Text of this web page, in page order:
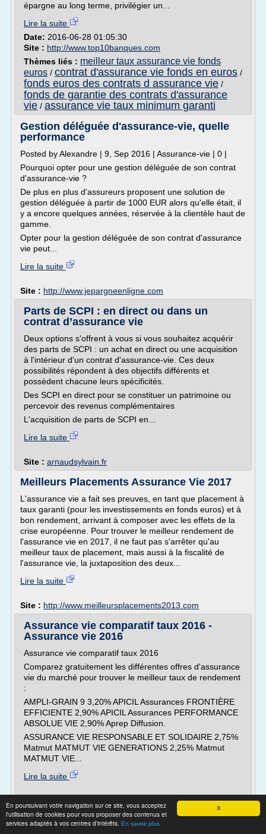
X
En poursuivant votre navigation sur ce site, vous acceptez
l'utilisation de cookies pour vous proposer des contenus et
services adaptés à vos centres d'intérêts. En savoir plus
épargne au long terme, privilégier un...
Lire la suite
Date: 2016-06-28 01:05:30
Site : http://www.top10banques.com
Thèmes liés : meilleur taux assurance vie fonds
euros / contrat d'assurance vie fonds en euros /
fonds euros des contrats d assurance vie /
fonds de garantie des contrats d'assurance
vie / assurance vie taux minimum garanti
Gestion déléguée d'assurance-vie, quelle
performance
Posted by Alexandre | 9, Sep 2016 | Assurance-vie | 0 |
Pourquoi opter pour une gestion déléguée de son contrat
d'assurance-vie ?
De plus en plus d'assureurs proposent une solution de
gestion déléguée à partir de 1000 EUR alors qu'elle était, il
y a encore quelques années, réservée à la clientèle haut de
gamme.
Opter pour la gestion déléguée de son contrat d'assurance
vie peut...
Lire la suite
Site : http://www.jepargneenligne.com
Parts de SCPI : en direct ou dans un
contrat d’assurance vie
Deux options s'offrent à vous si vous souhaitez acquérir
des parts de SCPI : un achat en direct ou une acquisition
à l'intérieur d'un contrat d'assurance-vie. Ces deux
possibilités répondent à des objectifs différents et
possèdent chacune leurs spécificités.
Des SCPI en direct pour se constituer un patrimoine ou
percevoir des revenus complémentaires
L'acquisition de parts de SCPI en...
Lire la suite
Site : arnaudsylvain.fr
Meilleurs Placements Assurance Vie 2017
L'assurance vie a fait ses preuves, en tant que placement à
taux garanti (pour les investissements en fonds euros) et à
bon rendement, arrivant à composer avec les effets de la
crise européenne. Pour trouver le meilleur rendement de
l'assurance vie en 2017, il ne faut pas s'arrêter qu'au
meilleur taux de placement, mais aussi à la fiscalité de
l'assurance vie, la juxtaposition des deux...
Lire la suite
Site : http://www.meilleursplacements2013.com
Assurance vie comparatif taux 2016 -
Assurance vie 2016
Assurance vie comparatif taux 2016
Comparez gratuitement les différentes offres d'assurance
vie du marché pour trouver le meilleur taux de rendement
:
AMPLI-GRAIN 9 3,20% APICIL Assurances FRONTIÈRE
EFFICIENTE 2,90% APICIL Assurances PERFORMANCE
ABSOLUE VIE 2,90% Aprep Diffusion.
ASSURANCE VIE RESPONSABLE ET SOLIDAIRE 2,75%
Matmut MATMUT VIE GENERATIONS 2,25% Matmut
MATMUT VIE...
Lire la suite
Comparatif assurance vie : le meilleur des